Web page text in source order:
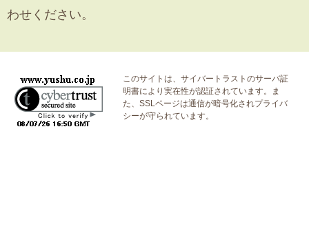
わせください。
このサイトは、サイバートラストのサーバ証
明書により実在性が認証されています。ま
た、SSLページは通信が暗号化されプライバ
シーが守られています。